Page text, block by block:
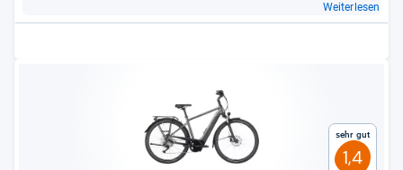
Weiterlesen
Sehr gut
1,4